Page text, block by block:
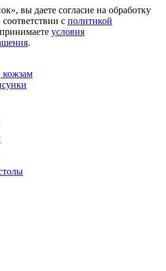
вы даете согласие на обработку
с политикой
условия
.
кожзам